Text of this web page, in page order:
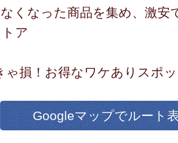
くなった商品を集め、激安
ア
ゃ損！お得なワケありスポ
Googleマップでルート